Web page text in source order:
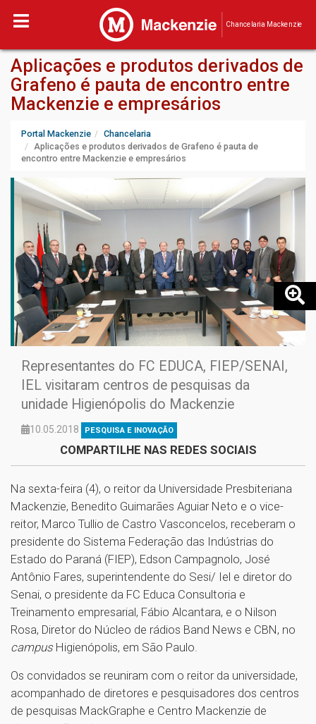
Chancelaria Mackenzie
Aplicações e produtos derivados de
Grafeno é pauta de encontro entre
Mackenzie e empresários
Portal Mackenzie
Chancelaria
Aplicações e produtos derivados de Grafeno é pauta de
encontro entre Mackenzie e empresários
Representantes do FC EDUCA, FIEP/SENAI,
IEL visitaram centros de pesquisas da
unidade Higienópolis do Mackenzie
10.05.2018 PESQUISA E INOVAÇÃO
COMPARTILHE NAS REDES SOCIAIS
Na sexta-feira (4), o reitor da Universidade Presbiteriana
Mackenzie, Benedito Guimarães Aguiar Neto e o vice-
reitor, Marco Tullio de Castro Vasconcelos, receberam o
presidente do Sistema Federação das Indústrias do
Estado do Paraná (FIEP), Edson Campagnolo, José
Antônio Fares, superintendente do Sesi/ Iel e diretor do
Senai, o presidente da FC Educa Consultoria e
Treinamento empresarial, Fábio Alcantara, e o Nilson
Rosa, Diretor do Núcleo de rádios Band News e CBN, no
campus Higienópolis, em São Paulo.
Os convidados se reuniram com o reitor da universidade,
acompanhado de diretores e pesquisadores dos centros
de pesquisas MackGraphe e Centro Mackenzie de